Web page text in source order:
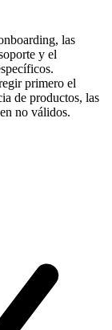
las
y el
primero el
de productos, las
no válidos.